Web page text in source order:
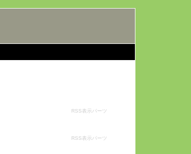
RSS表示パーツ
RSS表示パーツ